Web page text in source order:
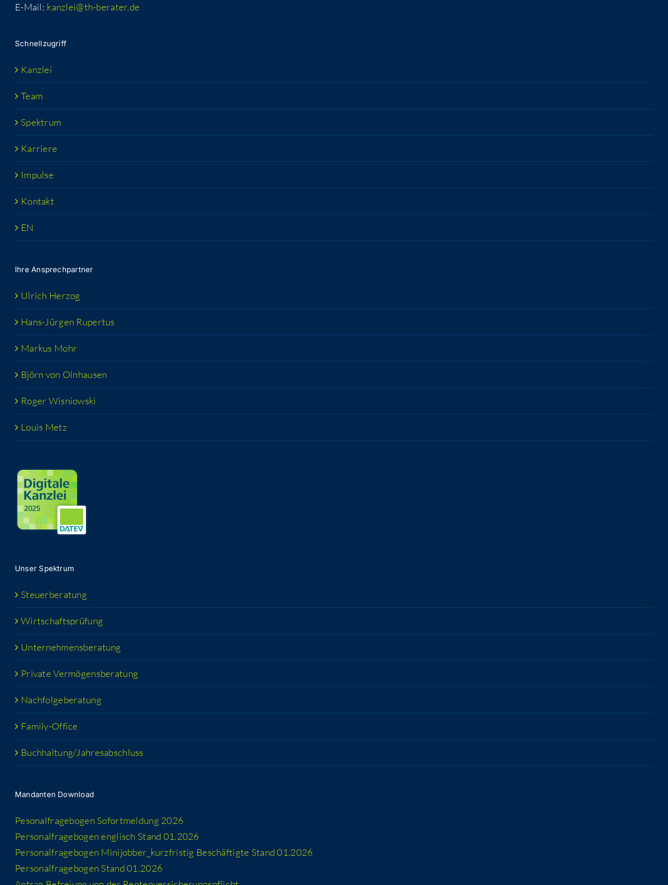
E-Mail: kanzlei@th-berater.de
Schnell­zu­griff
Kanz­lei
Team
Spek­trum
Kar­rie­re
Impul­se
Kon­takt
EN
Ihre Ansprech­part­ner
Ulrich Her­zog
Hans-Jür­­gen Rupertus
Mar­kus Mohr
Björn von Olnhausen
Roger Wis­niow­ski
Lou­is Metz
Unser Spek­trum
Steu­er­be­ra­tung
Wirt­schafts­prü­fung
Unter­neh­mens­be­ra­tung
Pri­va­te Vermögensberatung
Nach­fol­ge­be­ra­tung
Fami­­ly-Office
Buchhaltung/​​Jahresabschluss
Man­dan­ten Download
Peso­nal­fra­ge­bo­gen Sofort­mel­dung 2026
Per­so­nal­fra­ge­bo­gen eng­lisch Stand 01.2026
Per­so­nal­fra­ge­bo­gen Minijobber_​kurzfristig Beschäf­tig­te Stand 01.2026
Per­so­nal­fra­ge­bo­gen Stand 01.2026